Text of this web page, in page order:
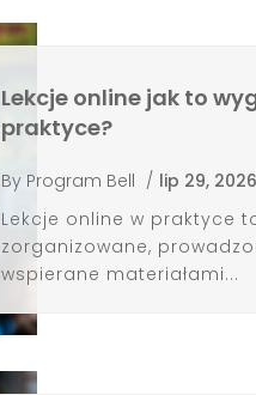
Lekcje online jak to
praktyce?
By Program Bell / lip 29, 2026
Lekcje online w praktyce
zorganizowane,
wspierane materiałami...